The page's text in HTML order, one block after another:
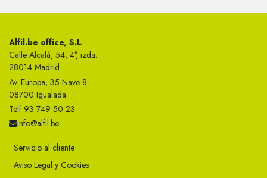
Alfil.be office, S.L
Calle Alcalá, 54, 4°, izda.
28014 Madrid
Av. Europa, 35 Nave 8
08700 Igualada
Telf 93 749 50 23
info@alfil.be
Servicio al cliente
Aviso Legal y Cookies